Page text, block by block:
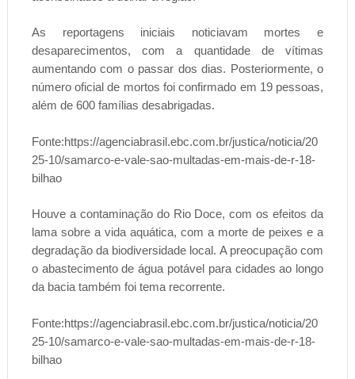
As reportagens iniciais noticiavam mortes e
desaparecimentos, com a quantidade de vítimas
aumentando com o passar dos dias. Posteriormente, o
número oficial de mortos foi confirmado em 19 pessoas,
além de 600 famílias desabrigadas.
Fonte:https://agenciabrasil.ebc.com.br/justica/noticia/20
25-10/samarco-e-vale-sao-multadas-em-mais-de-r-18-
bilhao
Houve a contaminação do Rio Doce, com os efeitos da
lama sobre a vida aquática, com a morte de peixes e a
degradação da biodiversidade local. A preocupação com
o abastecimento de água potável para cidades ao longo
da bacia também foi tema recorrente.
Fonte:https://agenciabrasil.ebc.com.br/justica/noticia/20
25-10/samarco-e-vale-sao-multadas-em-mais-de-r-18-
bilhao